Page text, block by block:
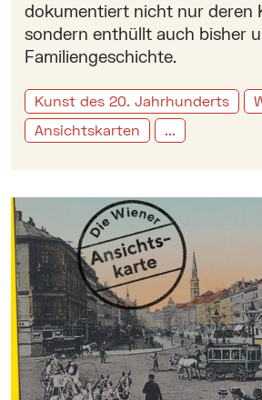
dokumentiert nicht nur deren
sondern enthüllt auch bisher
Familiengeschichte.
Kunst des 20. Jahrhunderts
Ansichtskarten
...
anzeigen/ausblenden
Mehr zu: Die Eigenart der